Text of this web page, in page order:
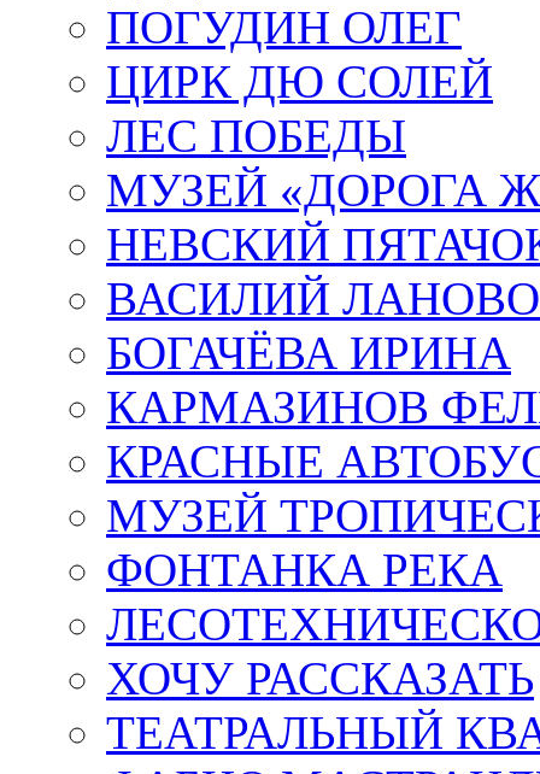
ПОГУДИН ОЛЕГ
ЦИРК ДЮ СОЛЕЙ
ЛЕС ПОБЕДЫ
МУЗЕЙ «ДОРОГА
НЕВСКИЙ
ВАСИЛИЙ
БОГАЧЁВА ИРИНА
КАРМАЗИНОВ
КРАСНЫЕ
МУЗЕЙ
ФОНТАНКА РЕКА
ХОЧУ РАССКАЗАТЬ
ТЕАТРАЛЬНЫЙ